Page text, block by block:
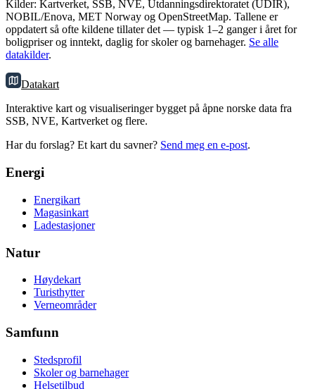
Kilder: Kartverket, SSB, NVE, Utdanningsdirektoratet (UDIR),
NOBIL/Enova, MET Norway og OpenStreetMap. Tallene er
oppdatert så ofte kildene tillater det — typisk 1–2 ganger i året for
boligpriser og inntekt, daglig for skoler og barnehager. Se alle
datakilder.
Datakart
Interaktive kart og visualiseringer bygget på åpne norske data fra
SSB, NVE, Kartverket og flere.
Har du forslag? Et kart du savner? Send meg en e-post.
Energi
Energikart
Magasinkart
Ladestasjoner
Natur
Høydekart
Turisthytter
Verneområder
Samfunn
Stedsprofil
Skoler og barnehager
Helsetilbud